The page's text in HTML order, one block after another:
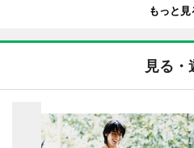
もっと見
見る・